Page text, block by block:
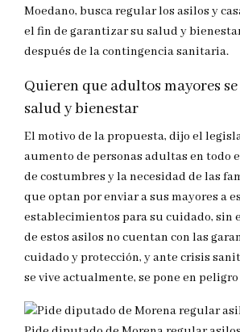
Moedano, busca regular los asilos y
el fin de garantizar su salud y
después de la contingencia sanitaria.
Quieren que adultos mayores
salud y bienestar
El motivo de la propuesta, dijo el
aumento de personas adultas en todo
de costumbres y la necesidad de las
que optan por enviar a sus mayores a
establecimientos para su cuidado, sin
de estos asilos no cuentan con las
cuidado y protección, y ante crisis
se vive actualmente, se pone en